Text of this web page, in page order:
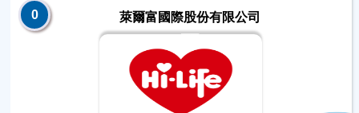
0 萊爾富國際股份有限公司